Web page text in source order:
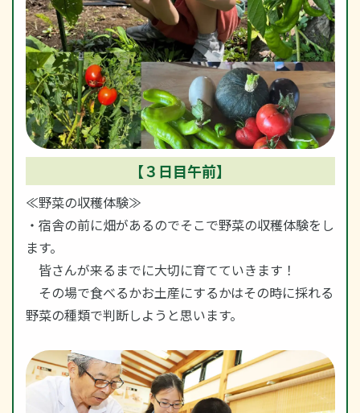
【３日目午前】
≪野菜の収穫体験≫
・宿舎の前に畑があるのでそこで野菜の収穫体験をし
ます。
皆さんが来るまでに大切に育てていきます！
その場で食べるかお土産にするかはその時に採れる
野菜の種類で判断しようと思います。